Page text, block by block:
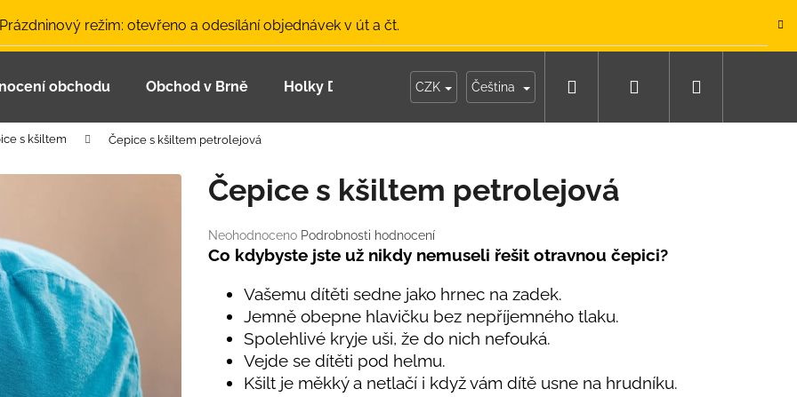
režim: otevřeno a odesílání objednávek v út a čt.
obchodu Obchod v Brně Holky Dupeťačky Moje objednávka
CZK Čeština Hledat Přihlášení
s kšiltem Čepice s kšiltem petrolejová
Průměrné
hodnocení
produktu
hvězdiček.
Neohodnoceno Podrobnosti hodnocení
Čepice s kšiltem petrolejová
Co kdybyste jste už nikdy nemuseli řešit otravnou čepici?
Vašemu dítěti sedne jako hrnec na zadek.
Jemně obepne hlavičku bez nepříjemného tlaku.
Spolehlivé kryje uši, že do nich nefouká.
Vejde se dítěti pod helmu.
Kšilt je měkký a netlačí i když vám dítě usne na hrudníku.
Co potřebujete najít?
LETNÍ ČEPICE UV 30 SVĚTLE MODRÁ
BAMBUSOVÉ TRIKO NÁMOŘNICKÉ